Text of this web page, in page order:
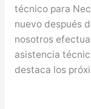
técnico para
nuevo después
nosotros
asistencia
destaca los